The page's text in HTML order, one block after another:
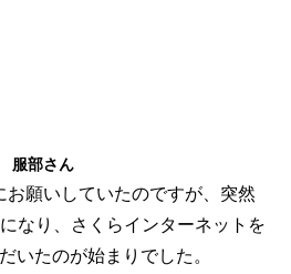
服部さん
お願いしていたのですが、突然
なり、さくらインターネットを
いたのが始まりでした。